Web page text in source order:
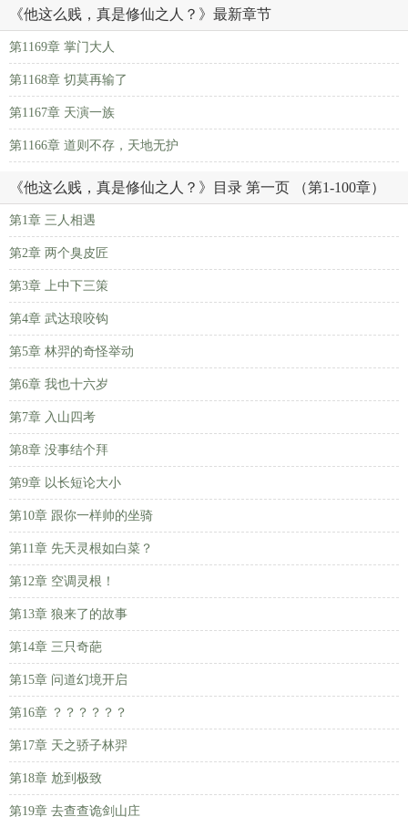
《他这么贱，真是修仙之人？》最新章节
第1169章 掌门大人
第1168章 切莫再输了
第1167章 天演一族
第1166章 道则不存，天地无护
《他这么贱，真是修仙之人？》目录 第一页 （第1-100章）
第1章 三人相遇
第2章 两个臭皮匠
第3章 上中下三策
第4章 武达琅咬钩
第5章 林羿的奇怪举动
第6章 我也十六岁
第7章 入山四考
第8章 没事结个拜
第9章 以长短论大小
第10章 跟你一样帅的坐骑
第11章 先天灵根如白菜？
第12章 空调灵根！
第13章 狼来了的故事
第14章 三只奇葩
第15章 问道幻境开启
第16章 ？？？？？？
第17章 天之骄子林羿
第18章 尬到极致
第19章 去查查诡剑山庄